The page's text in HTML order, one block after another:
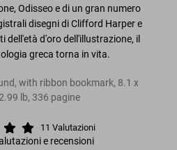
Odisseo e di un gran numero
disegni di Clifford Harper e
dell'età d'oro dell'illustrazione, il
greca torna in vita.
with ribbon bookmark, 8.1 x
lb, 336 pagine
11 Valutazioni
e recensioni